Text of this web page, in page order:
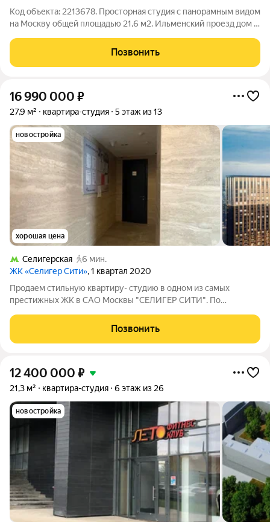
Код объекта: 2213678. Просторная студия с панорамным видом
на Москву общей площадью 21,6 м2. Ильменский проезд дом 4
современный дом в ЖК бизнес-класса «Дмитровское небо»; -
Чистовая отделка - квартира
Позвонить
16 990 000 ₽
27,9 м² квартира-студия 5 этаж из 13
новостройка
хорошая цена
Селигерская
6 мин.
ЖК «Селигер Сити», 1 квартал 2020
Продаем стильную квартиру- студию в одном из самых
престижных ЖК в САО Москвы "СЕЛИГЕР СИТИ". По
минут на авто до станции метро "Окружная", 12 минут пешком
до МЦД-3 Моссельмаш. Удобный съезд на
Позвонить
12 400 000 ₽
21,3 м² квартира-студия 6 этаж из 26
новостройка